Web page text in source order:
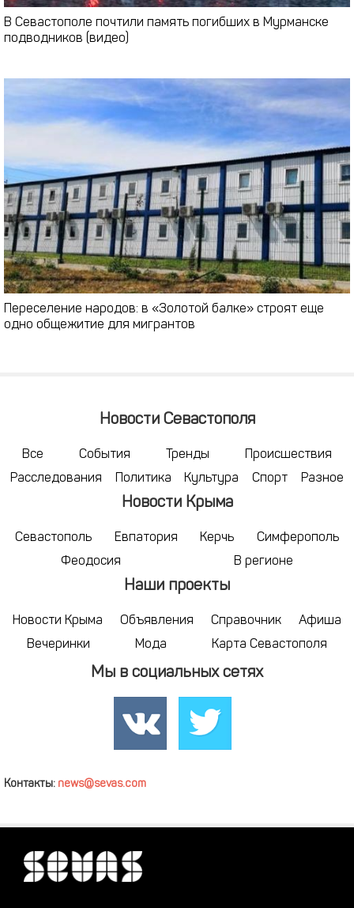
В Севастополе почтили память погибших в Мурманске
подводников (видео)
Переселение народов: в «Золотой балке» строят еще
одно общежитие для мигрантов
Новости Севастополя
Все События Тренды
Происшествия
Расследования
Политика Культура Спорт Разное
Новости Крыма
Севастополь Евпатория Керчь
Симферополь
Феодосия
В регионе
Наши проекты
Новости Крыма Объявления Справочник
Афиша
Вечеринки
Мода Карта Севастополя
Мы в социальных сетях
Контакты: news@sevas.com